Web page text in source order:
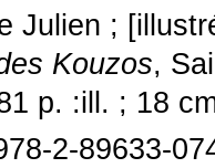
Julien ;
Kouzos,
p. :ill. ; 18
2-89633-